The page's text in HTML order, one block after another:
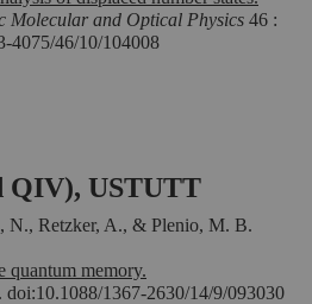
Molecular and Optical Physics 46 :
4075/46/10/104008
USTUTT
N., Retzker, A., & Plenio, M. B.
quantum memory.
. doi:10.1088/1367-2630/14/9/093030